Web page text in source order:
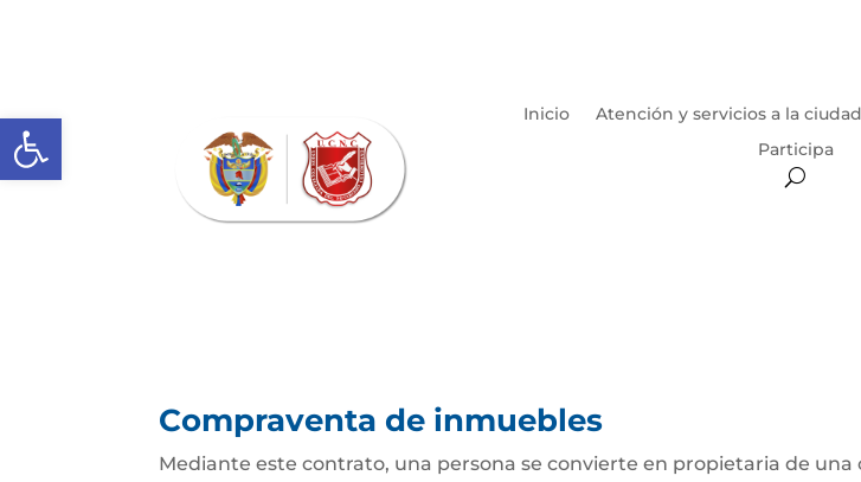
Abrir barra de herramientas Inicio Atención y servicios a la
Participa
Compraventa de inmuebles
Mediante este contrato, una persona se convierte en propietaria de una